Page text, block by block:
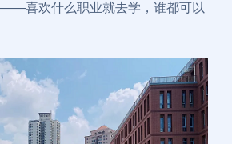
喜欢什么职业就去学，谁都可以